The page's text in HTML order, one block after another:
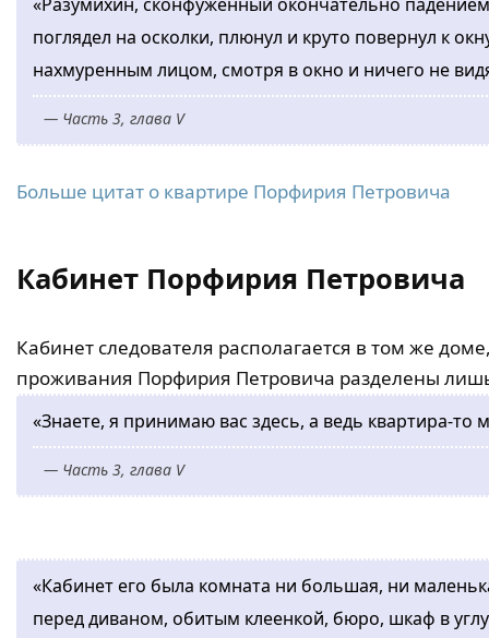
поглядел на осколки, плюнул и круто повернул к
нахмуренным лицом, смотря в окно и ничего не
— Часть 3, глава V
Больше цитат о квартире Порфирия Петровича
Кабинет Порфирия Петровича
Кабинет следователя располагается в том же
проживания Порфирия Петровича разделены
«Знаете, я принимаю вас здесь, а ведь квартира-то
— Часть 3, глава V
«Кабинет его была комната ни большая, ни
перед диваном, обитым клеенкой, бюро, шкаф в